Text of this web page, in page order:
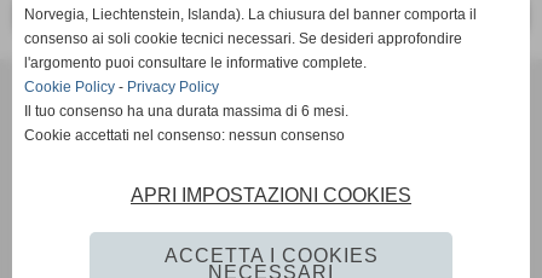
<< PRECEDENTE SUCCESSIVO >>
VOLLEY MARENO A.S.D.
VIA CONTI AGOSTI 76 - Mareno di piave (Treviso)
P.I. 02199710266 C.F 91004960265
Mail:volleymareno1@gmail.com
Norvegia, Liechtenstein, Islanda). La chiusura del banner comporta il
consenso ai soli cookie tecnici necessari. Se desideri approfondire
l'argomento puoi consultare le informative complete.
Cookie Policy - Privacy Policy
Il tuo consenso ha una durata massima di 6 mesi.
Cookie accettati nel consenso: nessun consenso
APRI IMPOSTAZIONI COOKIES
ACCETTA I COOKIES
NECESSARI